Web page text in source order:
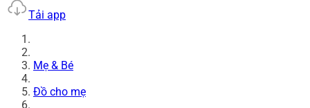
Tải app
Mẹ & Bé
Đồ cho mẹ